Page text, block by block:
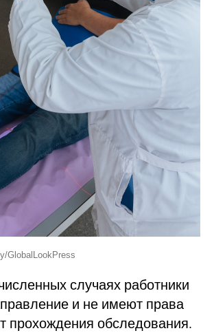
GlobalLookPress
случаях работники
и не имеют права
прохождения обследования.